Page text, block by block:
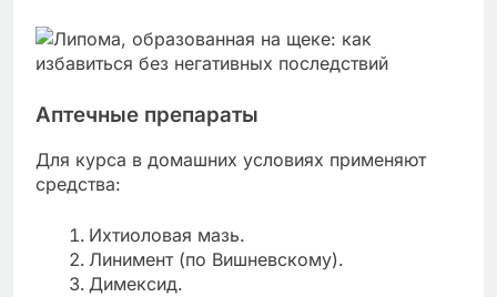
Аптечные препараты
Для курса в домашних условиях применяют
средства:
Ихтиоловая мазь.
Линимент (по Вишневскому).
Димексид.